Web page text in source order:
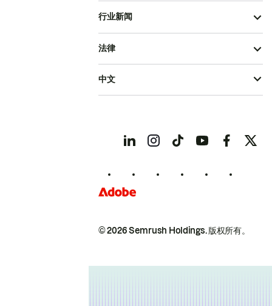
行业新闻
© 2026 Semrush Holdings.版权所有。
法律
中文